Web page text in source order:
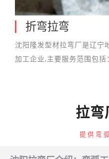
折弯拉弯
沈阳隆发型材拉弯厂是辽宁
加工企业,主要服务范围包
拉弯
提供弯